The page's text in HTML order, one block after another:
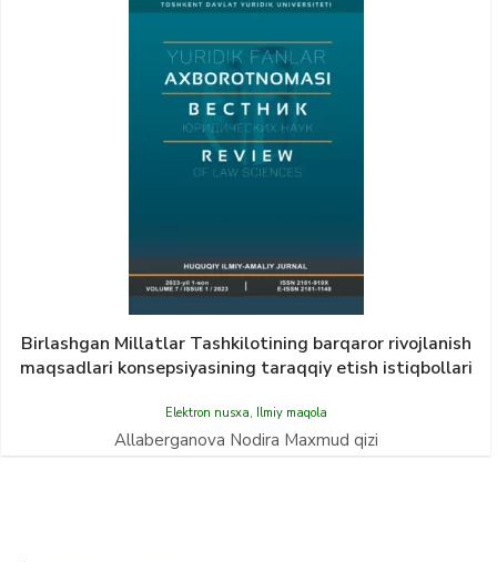
Birlashgan Millatlar Tashkilotining barqaror rivojlanish
maqsadlari konsepsiyasining taraqqiy etish istiqbollari
Elektron nusxa, Ilmiy maqola
Allaberganova Nodira Maxmud qizi